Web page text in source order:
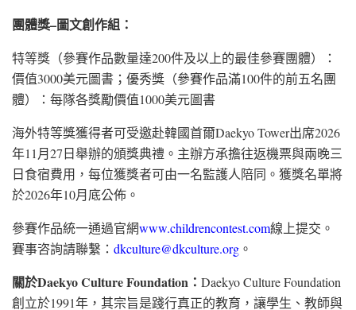
團體獎–圖文創作組：
特等獎（參賽作品數量達200件及以上的最佳參賽團體）：
價值3000美元圖書；優秀獎（參賽作品滿100件的前五名團
體）：每隊各獎勵價值1000美元圖書
海外特等獎獲得者可受邀赴韓國首爾Daekyo Tower出席2026
年11月27日舉辦的頒獎典禮。主辦方承擔往返機票與兩晚三
日食宿費用，每位獲獎者可由一名監護人陪同。獲獎名單將
於2026年10月底公佈。
參賽作品統一通過官網www.childrencontest.com線上提交。
賽事咨詢請聯繫： dkculture@dkculture.org 。
關於Daekyo Culture Foundation： Daekyo Culture Foundation
創立於1991年，其宗旨是踐行真正的教育，讓學生、教師與